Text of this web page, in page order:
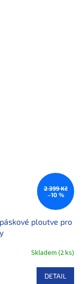
2 399 Kč
–10 %
ploutve pro
Skladem (2 ks)
DETAIL